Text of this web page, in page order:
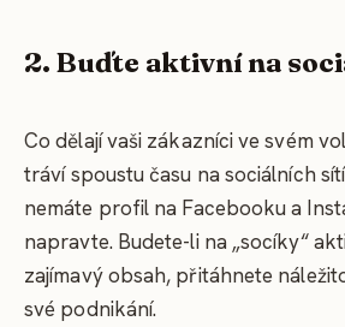
2. Buďte aktivní na
Co dělají vaši zákazníci ve svém
tráví spoustu času na sociálních
nemáte profil na Facebooku a
napravte. Budete-li na „socíky“
zajímavý obsah, přitáhnete
své podnikání.